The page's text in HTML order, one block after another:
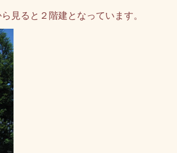
見ると２階建となっています。